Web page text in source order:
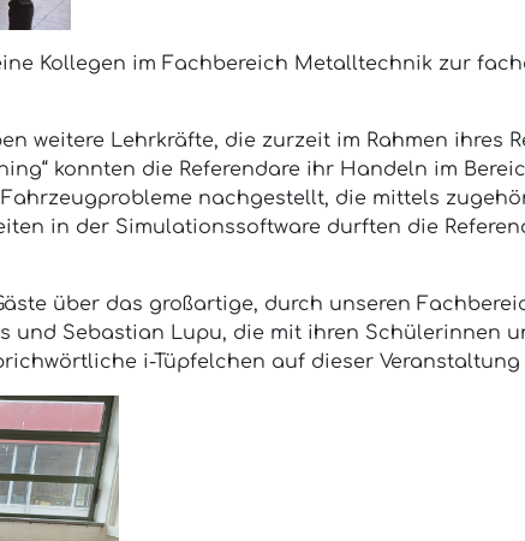
Kollegen im Fachbereich Metalltechnik zur
weitere Lehrkräfte, die zurzeit im Rahmen ihres
konnten die Referendare ihr Handeln im
nachgestellt, die mittels
in der Simulationssoftware durften die
über das großartige, durch unseren
und Sebastian Lupu, die mit ihren Schülerinnen
i-Tüpfelchen auf dieser